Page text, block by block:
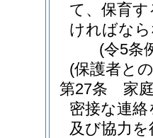
て、保育
ければな
(令5条
(保護者と
第27条
家
密接な連
及び協力